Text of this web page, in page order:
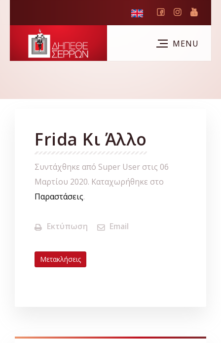
Frida Κι Άλλο
Συντάχθηκε από Super User στις 06
Μαρτίου 2020. Καταχωρήθηκε στο
Παραστάσεις.
Εκτύπωση Email
Μετακλήσεις